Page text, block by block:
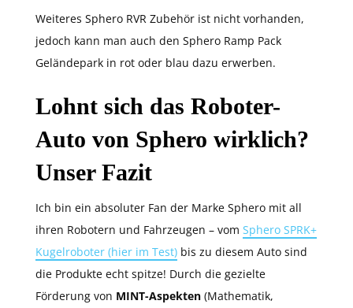
Weiteres Sphero RVR Zubehör ist nicht vorhanden,
jedoch kann man auch den Sphero Ramp Pack
Geländepark in rot oder blau dazu erwerben.
Lohnt sich das Roboter-
Auto von Sphero wirklich?
Unser Fazit
Ich bin ein absoluter Fan der Marke Sphero mit all
ihren Robotern und Fahrzeugen – vom Sphero SPRK+
Kugelroboter (hier im Test) bis zu diesem Auto sind
die Produkte echt spitze! Durch die gezielte
Förderung von MINT-Aspekten (Mathematik,